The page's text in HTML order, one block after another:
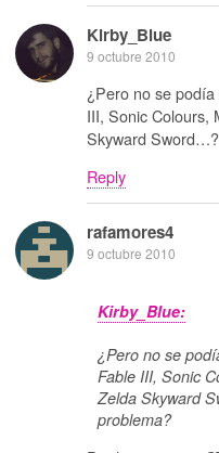
Kirby_Blue
9 octubre 2010
¿Pero no se
III, Sonic Colours,
Skyward
Reply
rafamores4
9 octubre 2010
Kirby_Blue:
¿Pero no se
Fable III, Sonic
Zelda Skyward
problema?